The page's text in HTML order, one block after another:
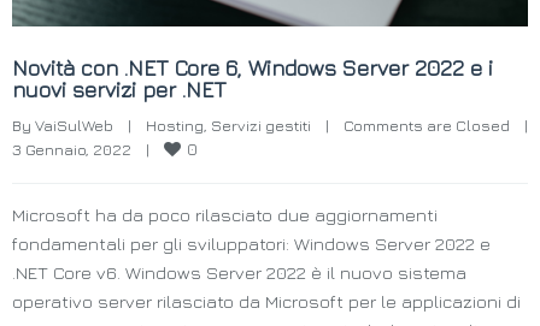
Novità con .NET Core 6, Windows Server 2022 e i
nuovi servizi per .NET
By VaiSulWeb | Hosting, Servizi gestiti | Comments are Closed
|
3 Gennaio, 2022 | 0
Microsoft ha da poco rilasciato due aggiornamenti
fondamentali per gli sviluppatori: Windows Server 2022 e
.NET Core v6. Windows Server 2022 è il nuovo sistema
operativo server rilasciato da Microsoft per le applicazioni di